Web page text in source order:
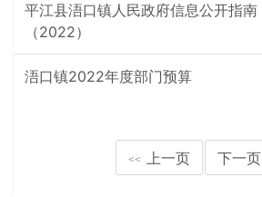
平江县浯口镇人民政府信息公开指南
（2022）
浯口镇2022年度部门预算
<< 上一页 下一页